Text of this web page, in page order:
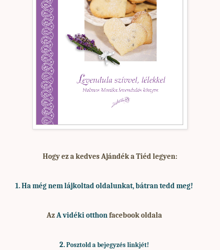
Hogy ez a kedves Ajándék a Tiéd legyen:
1. Hamég nem lájkoltad oldalunkat, bátran tedd meg!
AzA vidéki otthonfacebook oldala
2. Posztold a bejegyzés linkjét!